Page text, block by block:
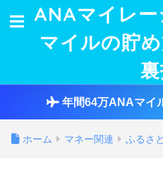
ANAマイレ
マイルの貯
年間64万ANAマイ
ホーム マネー関連 ふるさ